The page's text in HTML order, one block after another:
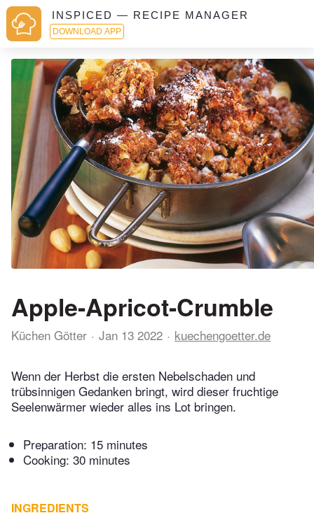
INSPICED — RECIPE MANAGER
DOWNLOAD APP
Apple-Apricot-Crumble
Küchen Götter Jan 13 2022 kuechengoetter.de
Wenn der Herbst die ersten Nebelschaden und
trübsinnigen Gedanken bringt, wird dieser fruchtige
Seelenwärmer wieder alles ins Lot bringen.
Preparation: 15 minutes
Cooking: 30 minutes
INGREDIENTS